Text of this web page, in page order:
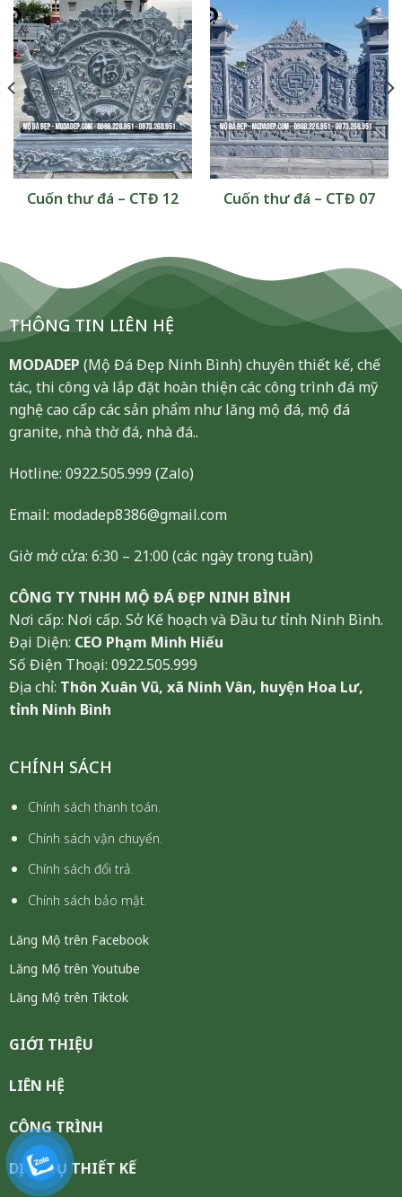
Cuốn thư đá – CTĐ 12 Cuốn thư đá – CTĐ 07
THÔNG TIN LIÊN HỆ
MODADEP (Mộ Đá Đẹp Ninh Bình) chuyên thiết kế, chế
tác, thi công và lắp đặt hoàn thiện các công trình đá mỹ
nghệ cao cấp các sản phẩm như lăng mộ đá, mộ đá
granite, nhà thờ đá, nhà đá..
Hotline: 0922.505.999 (Zalo)
Email: modadep8386@gmail.com
Giờ mở cửa: 6:30 – 21:00 (các ngày trong tuần)
CÔNG TY TNHH MỘ ĐÁ ĐẸP NINH BÌNH
Nơi cấp: Nơi cấp. Sở Kế hoạch và Đầu tư tỉnh Ninh Bình.
Đại Diện: CEO Phạm Minh Hiếu
Số Điện Thoại: 0922.505.999
Địa chỉ: Thôn Xuân Vũ, xã Ninh Vân, huyện Hoa Lư,
tỉnh Ninh Bình
CHÍNH SÁCH
Chính sách thanh toán.
Chính sách vận chuyển.
Chính sách đổi trả.
Chính sách bảo mật.
Lăng Mộ trên Facebook
Lăng Mộ trên Youtube
Lăng Mộ trên Tiktok
GIỚI THIỆU
LIÊN HỆ
CÔNG TRÌNH
DỊCH VỤ THIẾT KẾ